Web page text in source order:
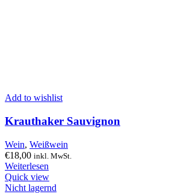
Add to wishlist
Krauthaker Sauvignon
Wein, Weißwein
€18,00 inkl. MwSt.
Weiterlesen
Quick view
Nicht lagernd